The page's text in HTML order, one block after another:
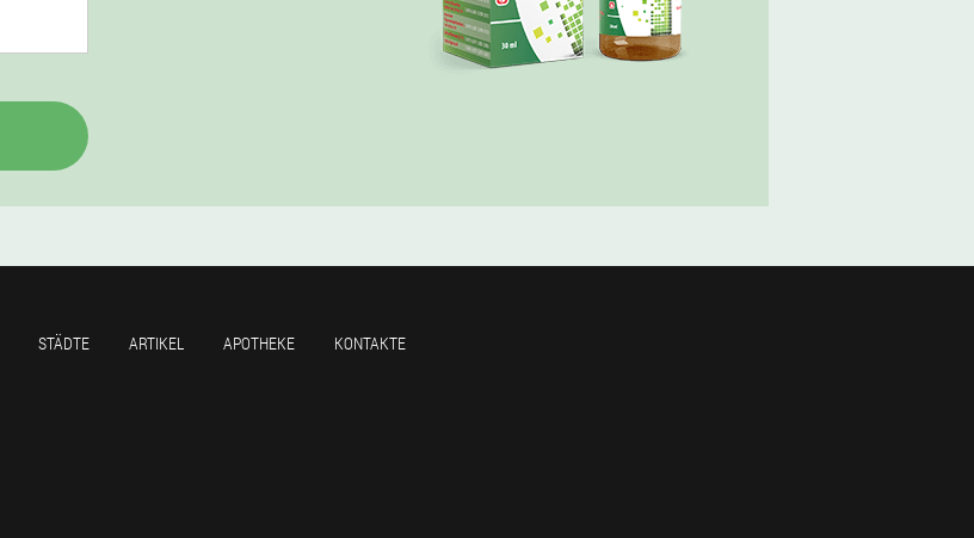
STÄDTE ARTIKEL APOTHEKE KONTAKTE